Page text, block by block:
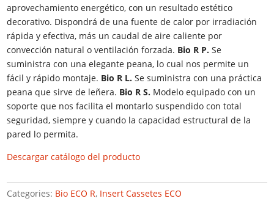
aprovechamiento energético, con un resultado estético
decorativo. Dispondrá de una fuente de calor por irradiación
rápida y efectiva, más un caudal de aire caliente por
convección natural o ventilación forzada. Bio R P. Se
suministra con una elegante peana, lo cual nos permite un
fácil y rápido montaje. Bio R L. Se suministra con una práctica
peana que sirve de leñera. Bio R S. Modelo equipado con un
soporte que nos facilita el montarlo suspendido con total
seguridad, siempre y cuando la capacidad estructural de la
pared lo permita.
Descargar catálogo del producto
Categories: Bio ECO R, Insert Cassetes ECO